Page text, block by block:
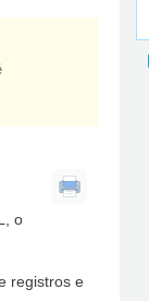
o
registros e